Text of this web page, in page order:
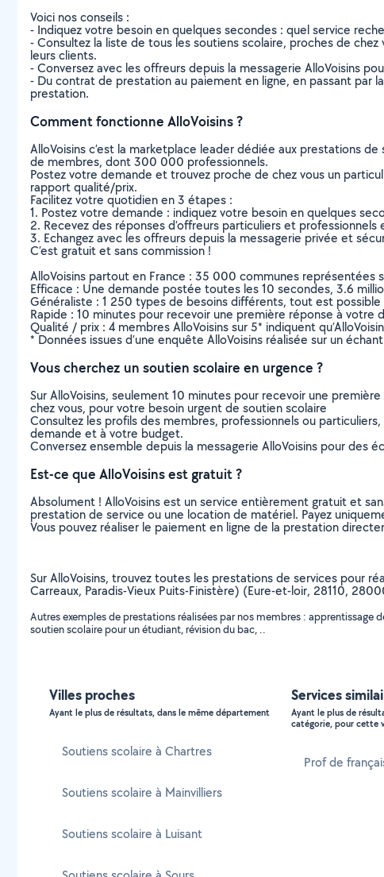
Voici nos conseils :
- Indiquez votre besoin en quelques secondes : quel service
- Consultez la liste de tous les soutiens scolaire, proches de
leurs clients.
- Conversez avec les offreurs depuis la messagerie AlloVoisins
- Du contrat de prestation au paiement en ligne, en passant par
prestation.
Comment fonctionne AlloVoisins ?
AlloVoisins c’est la marketplace leader dédiée aux prestations
de membres, dont 300 000 professionnels.
Postez votre demande et trouvez proche de chez vous un
rapport qualité/prix.
Facilitez votre quotidien en 3 étapes :
1. Postez votre demande : indiquez votre besoin en quelques
2. Recevez des réponses d’offreurs particuliers et professionnels
3. Echangez avec les offreurs depuis la messagerie privée et
C’est gratuit et sans commission !
AlloVoisins partout en France : 35 000 communes représentées
Efficace : Une demande postée toutes les 10 secondes, 3.6
Généraliste : 1 250 types de besoins différents, tout est
Rapide : 10 minutes pour recevoir une première réponse à votre
Qualité / prix : 4 membres AlloVoisins sur 5* indiquent
* Données issues d’une enquête AlloVoisins réalisée sur un
Vous cherchez un soutien scolaire en urgence ?
Sur AlloVoisins, seulement 10 minutes pour recevoir une
chez vous, pour votre besoin urgent de soutien scolaire
Consultez les profils des membres, professionnels ou
demande et à votre budget.
Conversez ensemble depuis la messagerie AlloVoisins pour des
Est-ce que AlloVoisins est gratuit ?
Absolument ! AlloVoisins est un service entièrement gratuit et
prestation de service ou une location de matériel. Payez
Vous pouvez réaliser le paiement en ligne de la prestation
Sur AlloVoisins, trouvez toutes les prestations de services pour
Carreaux, Paradis-Vieux Puits-Finistère) (Eure-et-loir, 28110,
Autres exemples de prestations réalisées par nos membres :
soutien scolaire pour un étudiant, révision du bac, ..
Villes proches
Ayant le plus de résultats, dans le même département
Soutiens scolaire à Chartres
Soutiens scolaire à Mainvilliers
Soutiens scolaire à Luisant
Services
Ayant le plus de
catégorie, pour cette
Prof de